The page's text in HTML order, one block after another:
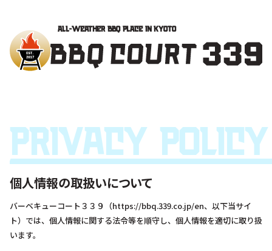
All-Weather BBQ Place In Kyoto
Privacy Policy
個人情報の取扱いについて
バーベキューコート３３９（https://bbq.339.co.jp/en、以下当サイ
ト）では、個人情報に関する法令等を順守し、個人情報を適切に取り扱
います。